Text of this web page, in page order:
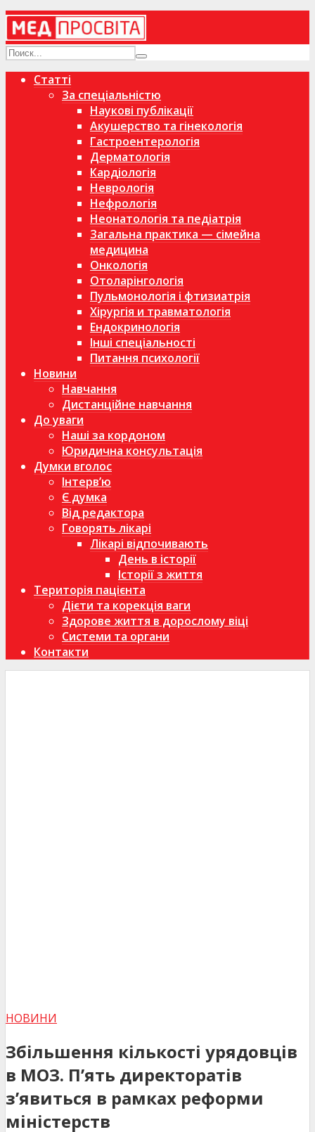
Статті
За спеціальністю
Наукові публікації
Акушерство та гінекологія
Гастроентерологія
Дерматологія
Кардіологія
Неврологія
Нефрологія
Неонатологія та педіатрія
Загальна практика — сімейна
медицина
Онкологія
Отоларінгологія
Пульмонологія і фтизиатрія
Хірургія и травматологія
Ендокринологія
Інші спеціальності
Питання психології
Новини
Навчання
Дистанційне навчання
До уваги
Наші за кордоном
Юридична консультація
Думки вголос
Інтерв’ю
Є думка
Від редактора
Говорять лікарі
Лікарі відпочивають
День в історії
Історії з життя
Територія пацієнта
Дієти та корекція ваги
Здорове життя в дорослому віці
Системи та органи
Контакти
НОВИНИ
Збільшення кількості урядовців
в МОЗ. П’ять директоратів
з’явиться в рамках реформи
міністерств